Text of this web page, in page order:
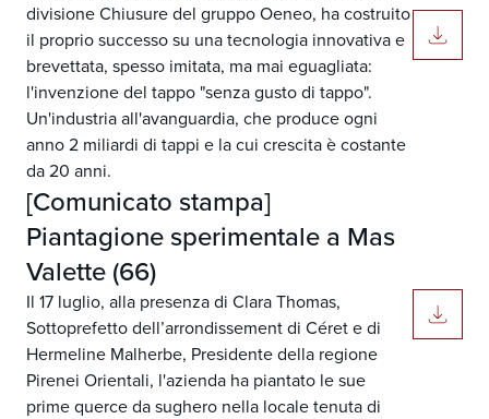
divisione Chiusure del gruppo Oeneo, ha costruito
il proprio successo su una tecnologia innovativa e
brevettata, spesso imitata, ma mai eguagliata:
l'invenzione del tappo "senza gusto di tappo".
Un'industria all'avanguardia, che produce ogni
anno 2 miliardi di tappi e la cui crescita è costante
da 20 anni.
[Comunicato stampa]
Piantagione sperimentale a Mas
Valette (66)
Il 17 luglio, alla presenza di Clara Thomas,
Sottoprefetto dell’arrondissement di Céret e di
Hermeline Malherbe, Presidente della regione
Pirenei Orientali, l'azienda ha piantato le sue
prime querce da sughero nella locale tenuta di